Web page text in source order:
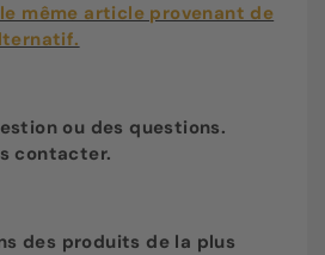
même article provenant de
ou des questions.
contacter.
des produits de la plus